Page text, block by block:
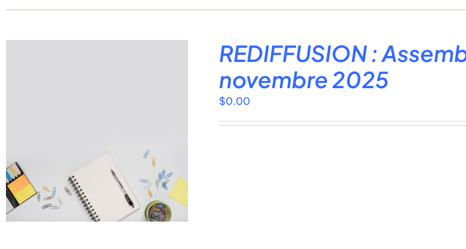
REDIFFUSION :
novembre 2025
$0.00